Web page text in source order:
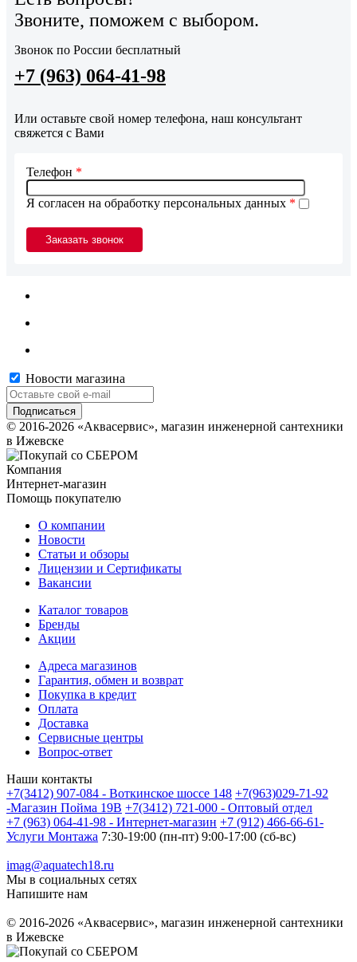
Звоните, поможем с выбором.
Звонок по России бесплатный
+7 (963) 064-41-98
Или оставьте свой номер телефона, наш консультант
свяжется с Вами
Я согласен на обработку персональных данных *
Телефон *
Новости магазина
© 2016-2026 «Аквасервис», магазин инженерной сантехники
в Ижевске
Компания
Интернет-магазин
Помощь покупателю
О компании
Новости
Статьи и обзоры
Лицензии и Сертификаты
Вакансии
Каталог товаров
Бренды
Акции
Адреса магазинов
Гарантия, обмен и возврат
Покупка в кредит
Оплата
Доставка
Сервисные центры
Вопрос-ответ
Наши контакты
+7(3412) 907-084 - Воткинское шоссе 148 +7(963)029-71-92
-Магазин Пойма 19В +7(3412) 721-000 - Оптовый отдел
+7 (963) 064-41-98 - Интернет-магазин +7 (912) 466-66-61-
Услуги Монтажа 7:30-19:00 (пн-пт) 9:00-17:00 (сб-вс)
imag@aquatech18.ru
Мы в социальных сетях
Напишите нам
© 2016-2026 «Аквасервис», магазин инженерной сантехники
в Ижевске